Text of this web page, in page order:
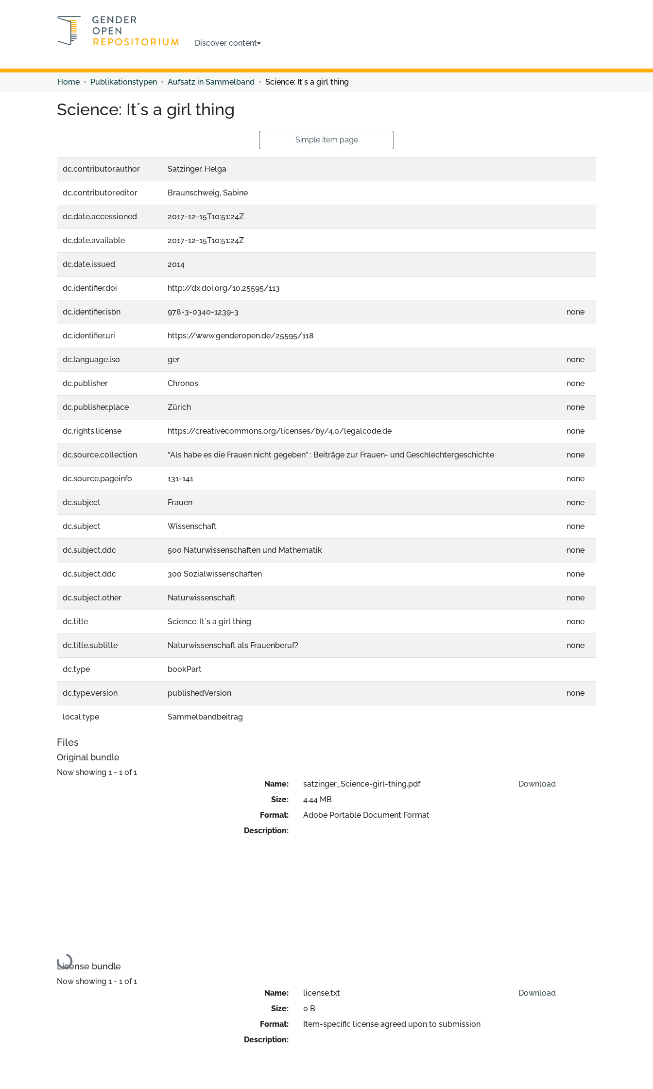
Discover content
Home Publikationstypen Aufsatz in Sammelband Science: It´s a girl thing
Science: It´s a girl thing
Simple item page
dc.contributor.author Satzinger, Helga
dc.contributor.editor Braunschweig, Sabine
dc.date.accessioned 2017-12-15T10:51:24Z
dc.date.available 2017-12-15T10:51:24Z
dc.date.issued 2014
dc.identifier.doi http://dx.doi.org/10.25595/113
dc.identifier.isbn 978-3-0340-1239-3 none
dc.identifier.uri https://www.genderopen.de/25595/118
dc.language.iso ger none
dc.publisher Chronos none
dc.publisher.place Zürich none
dc.rights.license https://creativecommons.org/licenses/by/4.0/legalcode.de none
dc.source.collection “Als habe es die Frauen nicht gegeben” : Beiträge zur Frauen- und Geschlechtergeschichte none
dc.source.pageinfo 131-141 none
dc.subject Frauen none
dc.subject Wissenschaft none
dc.subject.ddc 500 Naturwissenschaften und Mathematik none
dc.subject.ddc 300 Sozialwissenschaften none
dc.subject.other Naturwissenschaft none
dc.title Science: It´s a girl thing none
dc.title.subtitle Naturwissenschaft als Frauenberuf? none
dc.type bookPart
dc.type.version publishedVersion none
local.type Sammelbandbeitrag
Files
Original bundle
Now showing 1 - 1 of 1
Loading...
Name:
satzinger_Science-girl-thing.pdf
Size:
4.44 MB
Format:
Adobe Portable Document Format
Description:
Download
License bundle
Now showing 1 - 1 of 1
Name:
license.txt
Size:
0 B
Format:
Item-specific license agreed upon to submission
Description:
Download